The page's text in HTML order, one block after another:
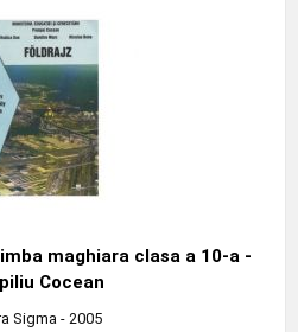
maghiara clasa a 10-a -
Cocean
Sigma - 2005